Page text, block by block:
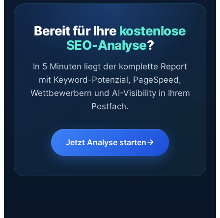
Bereit für Ihre kostenlose
SEO-Analyse?
In 5 Minuten liegt der komplette Report
mit Keyword-Potenzial, PageSpeed,
Wettbewerbern und AI-Visibility in Ihrem
Postfach.
Jetzt Analyse starten